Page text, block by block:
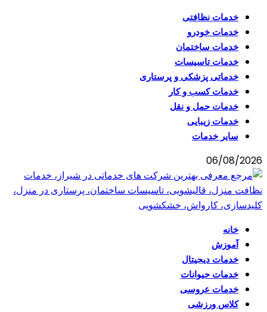
خدمات نظافتی
خدمات خودرو
خدمات ساختمان
خدمات تاسیسات
خدماتی پزشکی و پرستاری
خدمات کسب و کار
خدمات حمل و نقل
خدمات زیبایی
سایر خدمات
06/08/2026
خانه
آموزش
خدمات دیجیتال
خدمات حیوانات
خدمات عروسی
کلاس ورزشی